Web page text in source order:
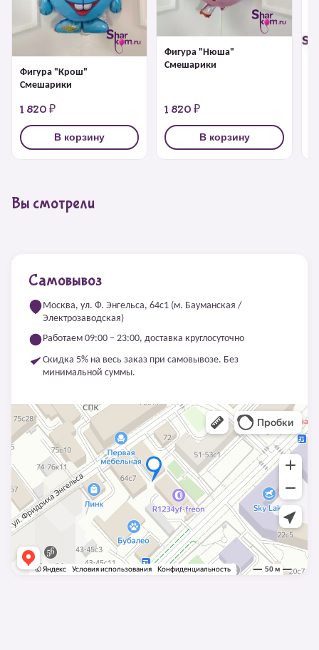
Фигура "Крош"
Смешарики
1 820 ₽
В корзину
Фигура "Нюша"
Смешарики
1 820 ₽
В корзину
Вы смотрели
Самовывоз
Москва, ул. Ф. Энгельса, 64с1 (м. Бауманская /
Электрозаводская)
Работаем 09:00 – 23:00, доставка круглосуточно
Скидка 5% на весь заказ при самовывозе. Без
минимальной суммы.